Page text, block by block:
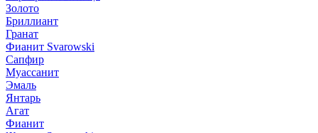
Золото
Бриллиант
Гранат
Фианит Svarowski
Сапфир
Муассанит
Эмаль
Янтарь
Агат
Фианит